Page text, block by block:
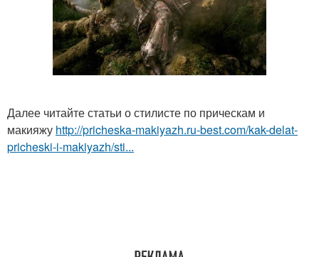
Далее читайте статьи о стилисте по прическам и
макияжу http://pricheska-makiyazh.ru-best.com/kak-delat-
pricheski-i-makiyazh/sti...